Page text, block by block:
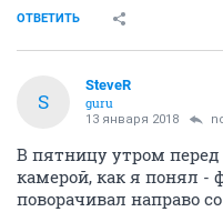
ОТВЕТИТЬ
S
SteveR
guru
13 января 2018
В пятницу утром
камерой, как я понял -
поворачивал направо